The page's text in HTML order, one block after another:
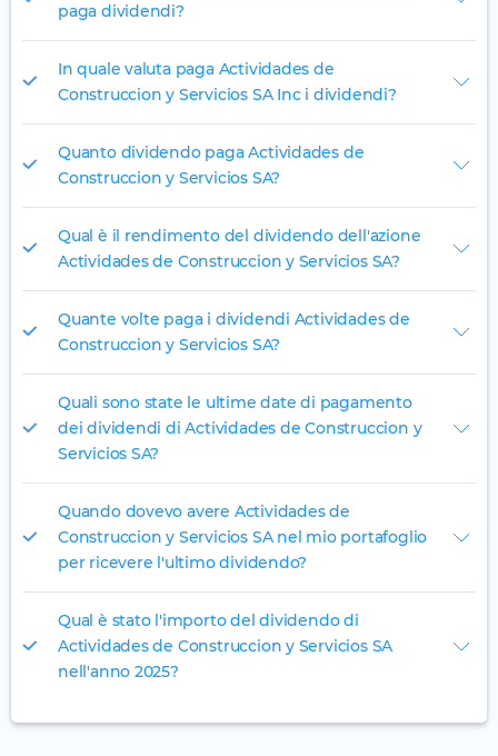
paga dividendi?
In quale valuta paga Actividades de
Construccion y Servicios SA Inc i dividendi?
Quanto dividendo paga Actividades de
Construccion y Servicios SA?
Qual è il rendimento del dividendo dell'azione
Actividades de Construccion y Servicios SA?
Quante volte paga i dividendi Actividades de
Construccion y Servicios SA?
Quali sono state le ultime date di pagamento
dei dividendi di Actividades de Construccion y
Servicios SA?
Quando dovevo avere Actividades de
Construccion y Servicios SA nel mio portafoglio
per ricevere l'ultimo dividendo?
Qual è stato l'importo del dividendo di
Actividades de Construccion y Servicios SA
nell'anno 2025?